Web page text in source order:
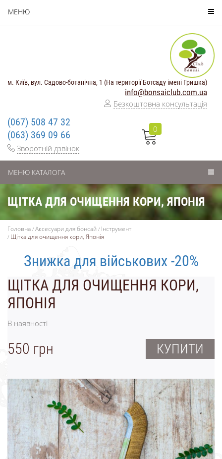
МЕНЮ
м. Київ, вул. Садово-ботанічна, 1 (На території Ботсаду імені Гришка)
info@bonsaiclub.com.ua
Безкоштовна консультація
(067) 508 47 32
(063) 369 09 66
Зворотній дзвінок
0
МЕНЮ КАТАЛОГА
ЩІТКА ДЛЯ ОЧИЩЕННЯ КОРИ, ЯПОНІЯ
Головна Аксесуари для бонсай
Інструмент
Щітка для очищення кори, Японія
Знижка для військових -20%
ЩІТКА ДЛЯ ОЧИЩЕННЯ КОРИ,
ЯПОНІЯ
В наявності
550 грн КУПИТИ